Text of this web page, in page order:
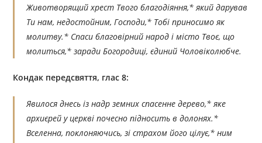
Животворящий хрест Твого благодіяння,* який дарував
Ти нам, недостойним, Господи,* Тобі приносимо як
молитву.* Спаси благовірний народ і місто Твоє, що
молиться,* заради Богородиці, єдиний Чоловіколюбче.
Кондак передсвяття, глас 8:
Явилося днесь із надр земних спасенне дерево,* яке
архиєрей у церкві почесно підносить в долонях.*
Вселенна, поклоняючись, зі страхом його цілує,* ним